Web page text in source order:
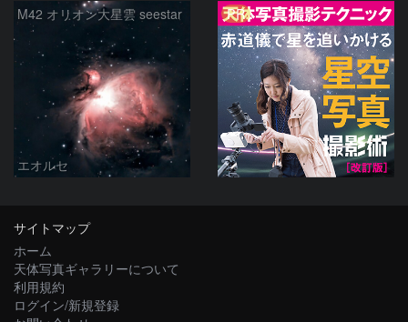
M42 オリオン大星雲 seestar
エオルセ
PR
サイトマップ
ホーム
天体写真ギャラリーについて
利用規約
ログイン/新規登録